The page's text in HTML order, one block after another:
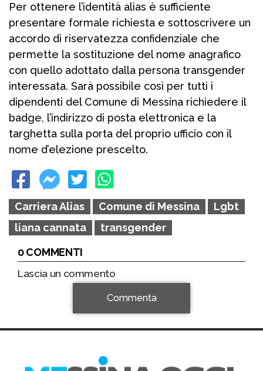
Per ottenere l’identità alias è sufficiente
presentare formale richiesta e sottoscrivere un
accordo di riservatezza confidenziale che
permette la sostituzione del nome anagrafico
con quello adottato dalla persona transgender
interessata. Sarà possibile così per tutti i
dipendenti del Comune di Messina richiedere il
badge, l’indirizzo di posta elettronica e la
targhetta sulla porta del proprio ufficio con il
nome d’elezione prescelto.
Carriera Alias Comune di Messina
Lgbt
liana cannata
transgender
0 COMMENTI
Lascia un commento
Commenta